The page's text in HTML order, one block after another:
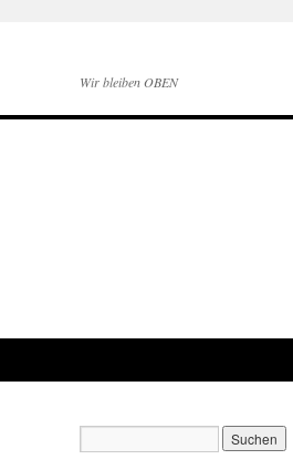
Wir bleiben OBEN